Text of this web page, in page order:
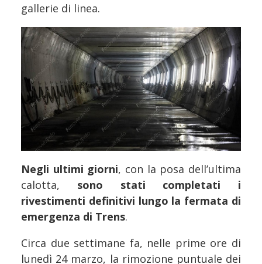
gallerie di linea.
Negli ultimi giorni, con la posa dell’ultima
calotta, sono stati completati i
rivestimenti definitivi lungo la fermata di
emergenza di Trens.
Circa due settimane fa, nelle prime ore di
lunedì 24 marzo, la rimozione puntuale dei